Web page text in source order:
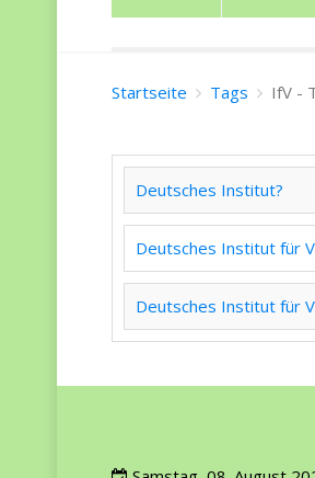
Startseite Tags
IfV -
Deutsches Institut?
Deutsches Institut für
Deutsches Institut für